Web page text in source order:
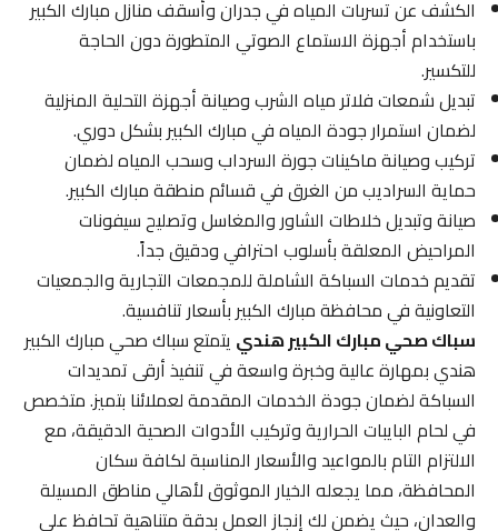
الكشف عن تسربات المياه في جدران وأسقف منازل مبارك الكبير
باستخدام أجهزة الاستماع الصوتي المتطورة دون الحاجة
للتكسير.
تبديل شمعات فلاتر مياه الشرب وصيانة أجهزة التحلية المنزلية
لضمان استمرار جودة المياه في مبارك الكبير بشكل دوري.
تركيب وصيانة ماكينات جورة السرداب وسحب المياه لضمان
حماية السراديب من الغرق في قسائم منطقة مبارك الكبير.
صيانة وتبديل خلاطات الشاور والمغاسل وتصليح سيفونات
المراحيض المعلقة بأسلوب احترافي ودقيق جداً.
تقديم خدمات السباكة الشاملة للمجمعات التجارية والجمعيات
التعاونية في محافظة مبارك الكبير بأسعار تنافسية.
سباك صحي مبارك الكبير هندييتمتع سباك صحي مبارك الكبير
هندي بمهارة عالية وخبرة واسعة في تنفيذ أرقى تمديدات
السباكة لضمان جودة الخدمات المقدمة لعملائنا بتميز. متخصص
في لحام البايبات الحرارية وتركيب الأدوات الصحية الدقيقة، مع
الالتزام التام بالمواعيد والأسعار المناسبة لكافة سكان
المحافظة، مما يجعله الخيار الموثوق لأهالي مناطق المسيلة
والعدان، حيث يضمن لك إنجاز العمل بدقة متناهية تحافظ على